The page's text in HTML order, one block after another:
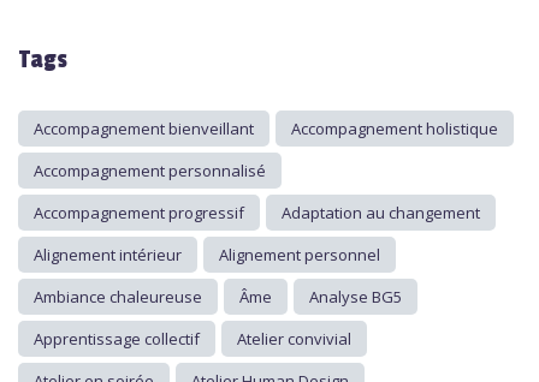
Tags
Accompagnement bienveillant
Accompagnement holistique
Accompagnement personnalisé
Accompagnement progressif
Adaptation au changement
Alignement intérieur
Alignement personnel
Ambiance chaleureuse
Âme
Analyse BG5
Apprentissage collectif
Atelier convivial